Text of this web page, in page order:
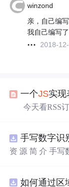
winzond
亲，自己编
我自己编写
2018-
一个JS实现
今天看RSS订
要 1、在网
的表格元素里加
手写数字识
资 源 简 介 手写
带有直观的图形